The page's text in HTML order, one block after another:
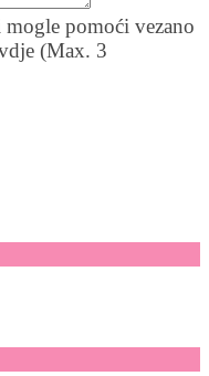
pomoći vezano
(Max. 3